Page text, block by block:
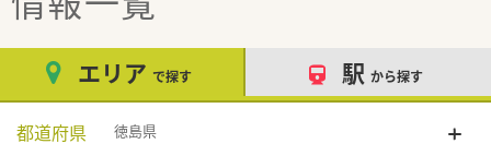
エリア で探す 駅 から探す
都道府県 徳島県